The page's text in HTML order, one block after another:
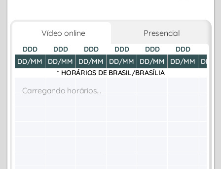
Vídeo online Presencial
DDD
DD/MM
DDD
DD/MM
DDD
DD/MM
DDD
DD/MM
DDD
DD/MM
DDD
DD/MM
DD/
* HORÁRIOS DE BRASIL/BRASÍLIA
Carregando horários...